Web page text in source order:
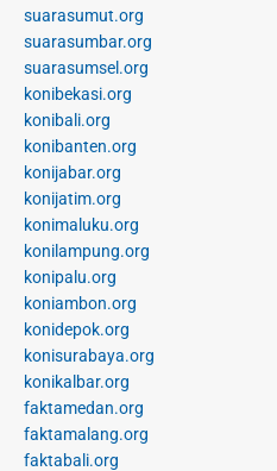
suarasumut.org
suarasumbar.org
suarasumsel.org
konibekasi.org
konibali.org
konibanten.org
konijabar.org
konijatim.org
konimaluku.org
konilampung.org
konipalu.org
koniambon.org
konidepok.org
konisurabaya.org
konikalbar.org
faktamedan.org
faktamalang.org
faktabali.org